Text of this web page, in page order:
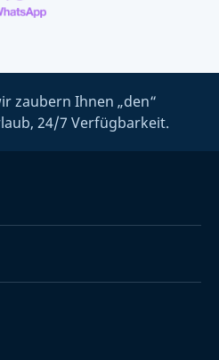
zaubern Ihnen „den“
24/7 Verfügbarkeit.